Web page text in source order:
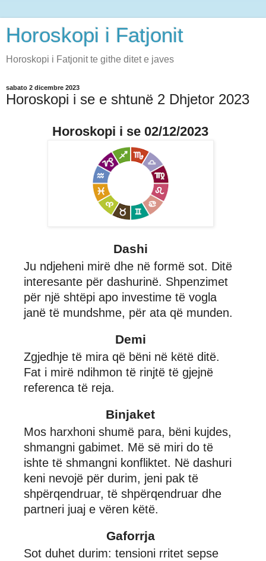
Horoskopi i Fatjonit
Horoskopi i Fatjonit te githe ditet e javes
sabato 2 dicembre 2023
Horoskopi i se e shtunë 2 Dhjetor 2023
Horoskopi i se 02/12/2023
Dashi
Ju ndjeheni mirë dhe në formë sot. Ditë
interesante për dashurinë. Shpenzimet
për një shtëpi apo investime të vogla
janë të mundshme, për ata që munden.
Demi
Zgjedhje të mira që bëni në këtë ditë.
Fat i mirë ndihmon të rinjtë të gjejnë
referenca të reja.
Binjaket
Mos harxhoni shumë para, bëni kujdes,
shmangni gabimet. Më së miri do të
ishte të shmangni konfliktet. Në dashuri
keni nevojë për durim, jeni pak të
shpërqendruar, të shpërqendruar dhe
partneri juaj e vëren këtë.
Gaforrja
Sot duhet durim: tensioni rritet sepse